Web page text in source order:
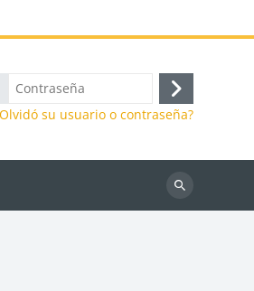
Iniciar
sesión
su usuario o contraseña?
Buscar